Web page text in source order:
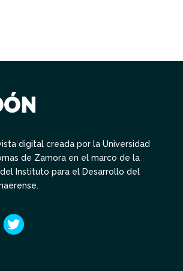
digital creada por la Universidad
de Zamora en el marco de la
Instituto para el Desarrollo del